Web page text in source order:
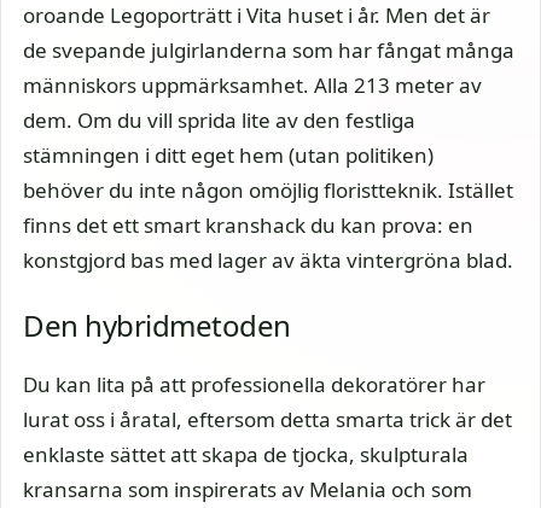
oroande Legoporträtt i Vita huset i år. Men det är
de svepande julgirlanderna som har fångat många
människors uppmärksamhet. Alla 213 meter av
dem. Om du vill sprida lite av den festliga
stämningen i ditt eget hem (utan politiken)
behöver du inte någon omöjlig floristteknik. Istället
finns det ett smart kranshack du kan prova: en
konstgjord bas med lager av äkta vintergröna blad.
Den hybridmetoden
Du kan lita på att professionella dekoratörer har
lurat oss i åratal, eftersom detta smarta trick är det
enklaste sättet att skapa de tjocka, skulpturala
kransarna som inspirerats av Melania och som